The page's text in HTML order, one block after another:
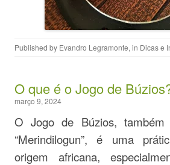
Published by Evandro Legramonte, in Dicas e
O que é o Jogo de
março 9, 2024
O Jogo de Búzios, também
“Merindilogun”, é uma
origem africana,